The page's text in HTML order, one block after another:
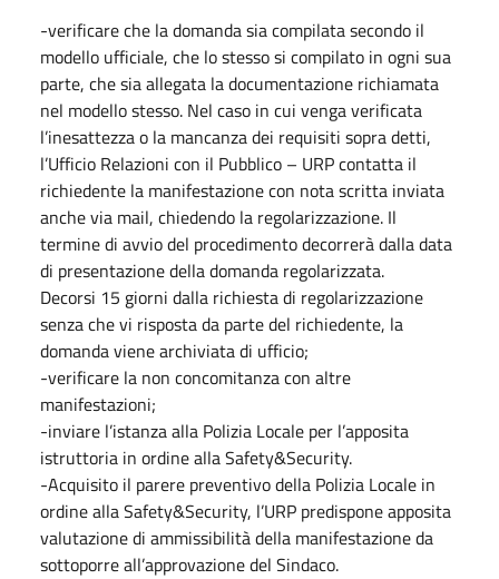
-verificare che la domanda sia compilata secondo il
modello ufficiale, che lo stesso si compilato in ogni sua
parte, che sia allegata la documentazione richiamata
nel modello stesso. Nel caso in cui venga verificata
l’inesattezza o la mancanza dei requisiti sopra detti,
l’Ufficio Relazioni con il Pubblico – URP contatta il
richiedente la manifestazione con nota scritta inviata
anche via mail, chiedendo la regolarizzazione. Il
termine di avvio del procedimento decorrerà dalla data
di presentazione della domanda regolarizzata.
Decorsi 15 giorni dalla richiesta di regolarizzazione
senza che vi risposta da parte del richiedente, la
domanda viene archiviata di ufficio;
-verificare la non concomitanza con altre
manifestazioni;
-inviare l’istanza alla Polizia Locale per l’apposita
istruttoria in ordine alla Safety&Security.
-Acquisito il parere preventivo della Polizia Locale in
ordine alla Safety&Security, l’URP predispone apposita
valutazione di ammissibilità della manifestazione da
sottoporre all’approvazione del Sindaco.